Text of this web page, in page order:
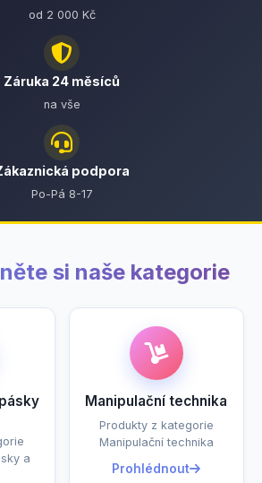
od 2 000 Kč
Záruka 24 měsíců
na vše
podpora
Po-Pá 8-17
si naše kategorie
a
Manipulační technika
Produkty z kategorie
Manipulační technika
Prohlédnout